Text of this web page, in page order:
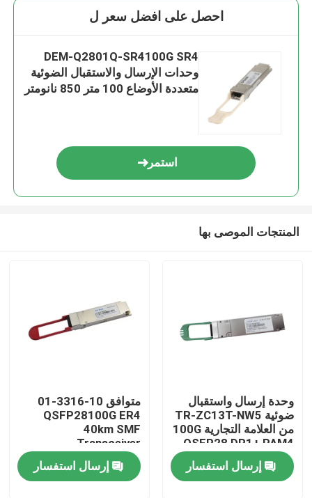
مسكن
منتجات
احصل على افضل سعر ل
DEM-Q2801Q-SR4100G SR4
وحدات الإرسال والاستقبال الضوئية
متعددة الأوضاع 100 متر 850 نانومتر
استمر
المنتجات الموصى بها
وحدة إرسال واستقبال
ضوئية TR-ZC13T-NW5
من العلامة التجارية 100G
QSFP28 DR1+ PAM4
500M
إرسال استفسار
متوافق 10-3316-01
QSFP28100G ER4
40km SMF
Transceiver
إرسال استفسار